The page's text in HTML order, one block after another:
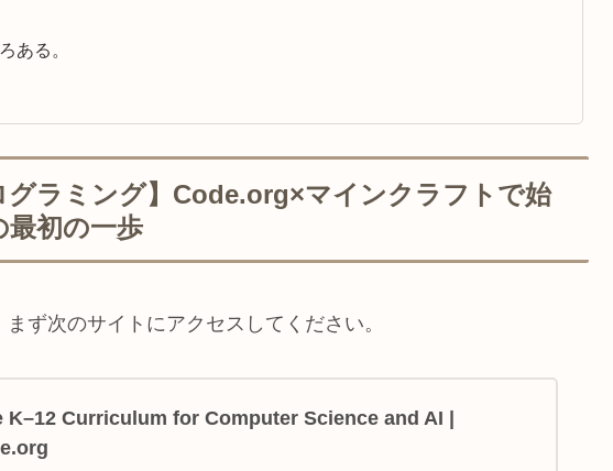
ある。
グラミング】Code.org×マインクラフトで始
初の一歩
ず次のサイトにアクセスしてください。
K–12 Curriculum for Computer Science and AI |